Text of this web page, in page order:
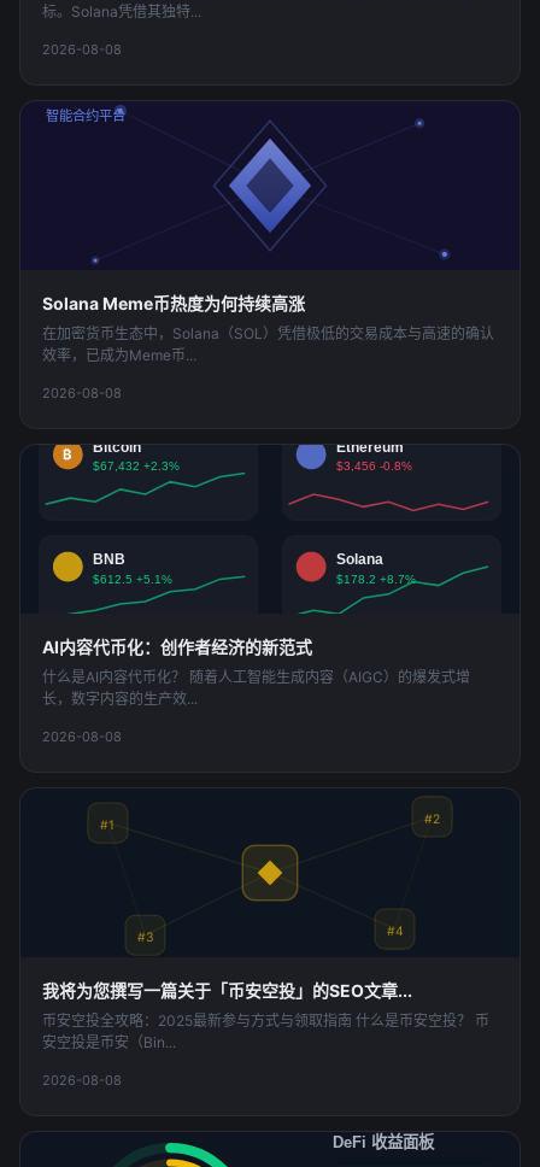
标。Solana凭借其独特...
2026-08-08
智能合约平台
Solana Meme币热度为何持续高涨
在加密货币生态中，Solana（SOL）凭借极低的交易成本与高速的确认
效率，已成为Meme币...
2026-08-08
₿ Bitcoin
$67,432 +2.3%
Ethereum
$3,456 -0.8%
BNB
$612.5 +5.1%
Solana
$178.2 +8.7%
AI内容代币化：创作者经济的新范式
什么是AI内容代币化？ 随着人工智能生成内容（AIGC）的爆发式增
长，数字内容的生产效...
2026-08-08
#1 #2
#3 #4
我将为您撰写一篇关于「币安空投」的SEO文章...
币安空投全攻略：2025最新参与方式与领取指南 什么是币安空投？ 币
安空投是币安（Bin...
2026-08-08
DeFi 收益面板